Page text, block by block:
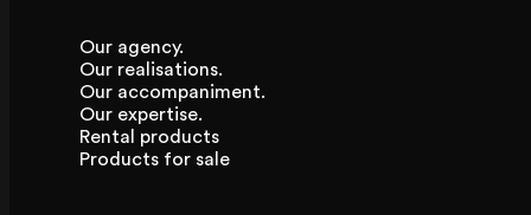
Our agency.
Our realisations.
Our accompaniment.
Our expertise.
Rental products
Products for sale